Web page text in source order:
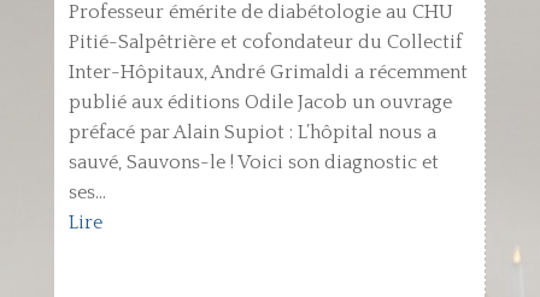
Professeur émérite de diabétologie au CHU
Pitié-Salpêtrière et cofondateur du Collectif
Inter-Hôpitaux, André Grimaldi a récemment
publié aux éditions Odile Jacob un ouvrage
préfacé par Alain Supiot : L’hôpital nous a
sauvé, Sauvons-le ! Voici son diagnostic et
ses...
Lire